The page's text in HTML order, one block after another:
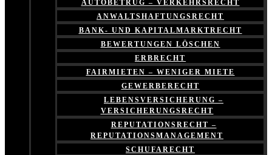
AUTOBETRUG – VERKEHRSRECHT
ANWALTSHAFTUNGSRECHT
BANK- UND KAPITALMARKTRECHT
BEWERTUNGEN LÖSCHEN
ERBRECHT
FAIRMIETEN – WENIGER MIETE
GEWERBERECHT
LEBENSVERSICHERUNG –
VERSICHERUNGSRECHT
REPUTATIONSRECHT –
REPUTATIONSMANAGEMENT
SCHUFARECHT